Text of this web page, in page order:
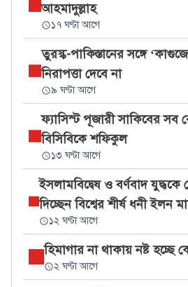
আহমাদুল্লাহ
১৭ ঘণ্টা আগে
তুরস্ক-পাকিস্তানের সঙ্গে
নিরাপত্তা দেবে না
৯ ঘণ্টা আগে
ফ্যাসিস্ট পূজারী সাকিবের সব
বিসিবিকে শফিকুল
১৩ ঘণ্টা আগে
ইসলামবিদ্বেষ ও বর্ণবাদ
দিচ্ছেন বিশ্বের শীর্ষ ধনী ইলন
১২ ঘণ্টা আগে
হিমাগার না থাকায় নষ্ট হচ্ছে
২ ঘণ্টা আগে